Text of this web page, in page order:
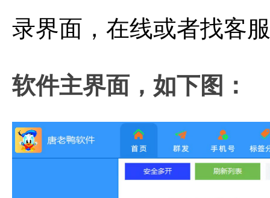
录界面，在线或者找客
软件主界面 ，如下图：